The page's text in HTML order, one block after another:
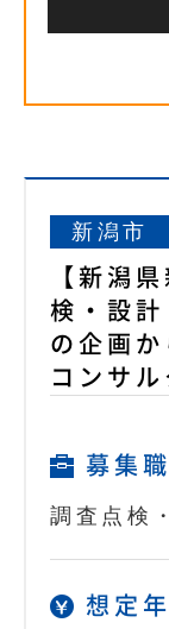
新潟市
【新潟
検・設
の企画
コンサル
募集
調査点検
想定